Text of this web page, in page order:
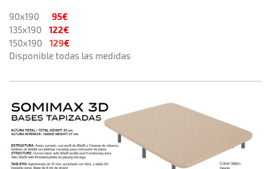
90x190 95€
135x190 122€
150x190 129€
Disponible todas las medidas